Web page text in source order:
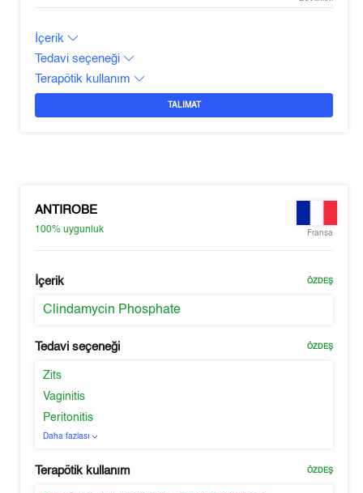
İçerik
Tedavi seçeneği
Terapötik kullanım
TALIMAT
ANTIROBE
100%uygunluk Fransa
İçerik ÖZDEŞ
Clindamycin Phosphate
Tedavi seçeneği ÖZDEŞ
Zits
Vaginitis
Peritonitis
Daha fazlası
Terapötik kullanım ÖZDEŞ